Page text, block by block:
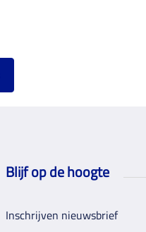
Blijf op de hoogte
Inschrijven nieuwsbrief